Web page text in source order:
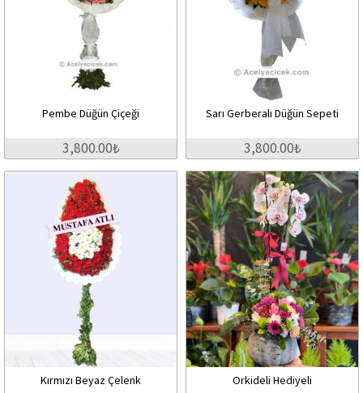
Pembe Düğün Çiçeği
3,800.00₺
Sarı Gerberalı Düğün Sepeti
3,800.00₺
Kırmızı Beyaz Çelenk Orkideli Hediyeli